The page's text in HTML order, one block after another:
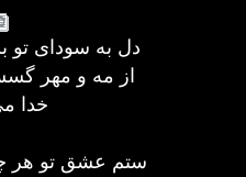
دل به سودای تو
از مه و مهر
خدا
ستم عشق تو هر